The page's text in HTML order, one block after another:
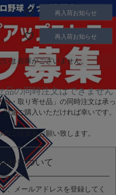
再入荷お知らせ
再入荷お知らせ
いま在庫がございません。
品の同時注文はできません
品・取り寄せ品」 の同時注文は承っ
途ご購入いただければ幸いです。
のご注文をお願い致します。
せについて
、メールアドレスを登録してく